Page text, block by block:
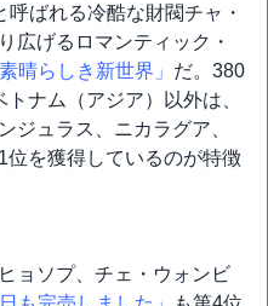
呼ばれる冷酷な財閥チャ・
広げるロマンティック・
素晴らしき新世界」 だ。380
ナム（アジア）以外は、
ジュラス、ニカラグア、
を獲得しているのが特徴
ョソプ、チェ・ウォンビ